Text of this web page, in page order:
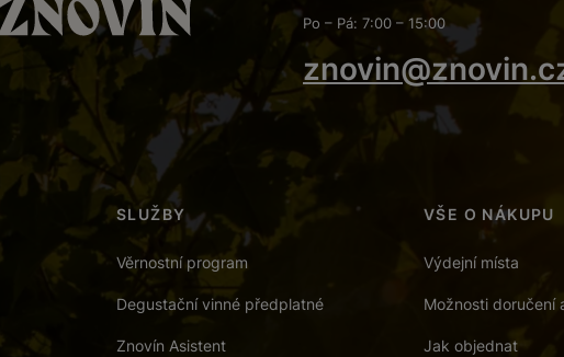
Po – Pá: 7:00 – 15:00
SLUŽBY
Věrnostní program
Degustační vinné předplatné
Znovín Asistent
VŠE O NÁKUPU
Výdejní místa
Možnosti doručení
Jak objednat